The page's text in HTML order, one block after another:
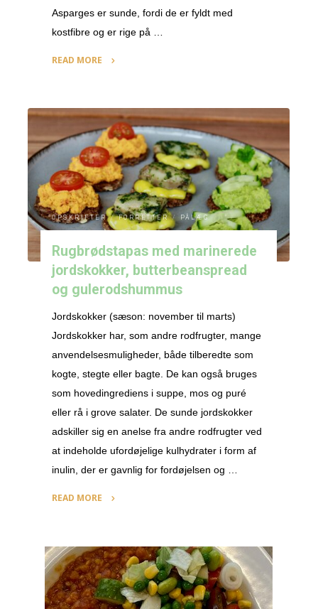
Asparges er sunde, fordi de er fyldt med
kostfibre og er rige på …
READ MORE
med
asparges
hvidløg"
OPSKRIFTER / FORRETTER / PÅLÆG
Rugbrødstapas med marinerede
jordskokker, butterbeanspread
og gulerodshummus
Jordskokker (sæson: november til marts)
Jordskokker har, som andre rodfrugter, mange
anvendelsesmuligheder, både tilberedte som
kogte, stegte eller bagte. De kan også bruges
som hovedingrediens i suppe, mos og puré
eller rå i grove salater. De sunde jordskokker
adskiller sig en anelse fra andre rodfrugter ved
at indeholde ufordøjelige kulhydrater i form af
inulin, der er gavnlig for fordøjelsen og …
READ MORE
marinerede
jordskokker,
butterbeanspread
og